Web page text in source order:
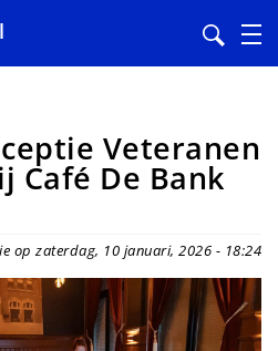
Veteranen
Café De Bank
op zaterdag, 10 januari, 2026 - 18:24